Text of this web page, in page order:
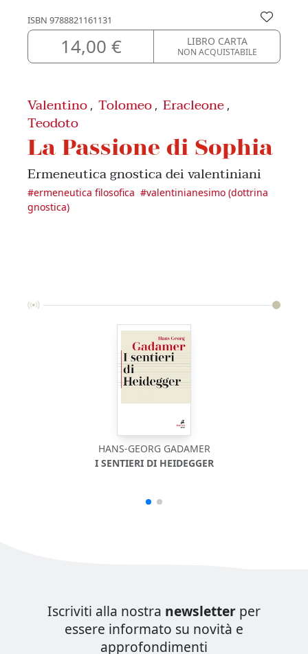
ISBN 9788821161131
14,00 € LIBRO CARTA
NON ACQUISTABILE
Valentino , Tolomeo , Eracleone ,
Teodoto
La Passione di Sophia
Ermeneutica gnostica dei valentiniani
#ermeneutica filosofica #valentinianesimo (dottrina
gnostica)
HANS-GEORG GADAMER
I SENTIERI DI HEIDEGGER
Iscriviti alla nostra newsletter per
essere informato su novità e
approfondimenti